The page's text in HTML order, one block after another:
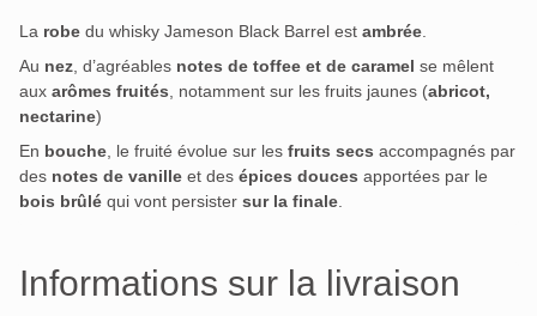
La robe du whisky Jameson Black Barrel est ambrée.
Au nez, d’agréables notes de toffee et de caramel se mêlent
aux arômes fruités, notamment sur les fruits jaunes (abricot,
nectarine)
En bouche, le fruité évolue sur les fruits secs accompagnés par
des notes de vanille et des épices douces apportées par le
bois brûlé qui vont persister sur la finale.
Informations sur la livraison